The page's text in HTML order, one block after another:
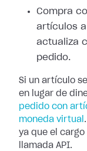
Compra
artículos
actualiza
pedido.
Si un artículo
en lugar de
pedido con
moneda virtual
ya que el
llamada API.